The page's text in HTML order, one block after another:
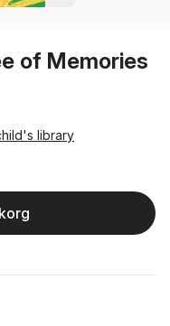
of Memories
library